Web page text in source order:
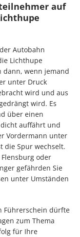
auf
Autobahn
Lichthupe
dann, wenn jemand
unter Druck
wird und aus
wird. Es
über einen
auffährt und
Vordermann unter
die Spur wechselt.
oder
gefährden Sie
unter Umständen
Führerschein dürfte
zum Thema
für Ihre